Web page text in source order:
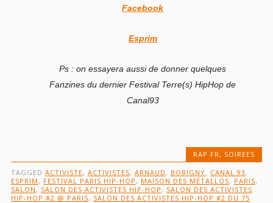
Facebook
Esprim
Ps : on essayera aussi de donner quelques
Fanzines du dernier Festival Terre(s) HipHop de
Canal93
RAP FR , SOIREES
TAGGED ACTIVISTE, ACTIVISTES, ARNAUD , BOBIGNY, CANAL 93 ,
ESPRIM , FESTIVAL PARIS HIP-HOP , MAISON DES MÉTALLOS, PARIS,
SALON , SALON DES ACTIVISTES HIP-HOP , SALON DES ACTIVISTES
HIP-HOP #2 @ PARIS, SALON DES ACTIVISTES HIP-HOP #2 DU 75